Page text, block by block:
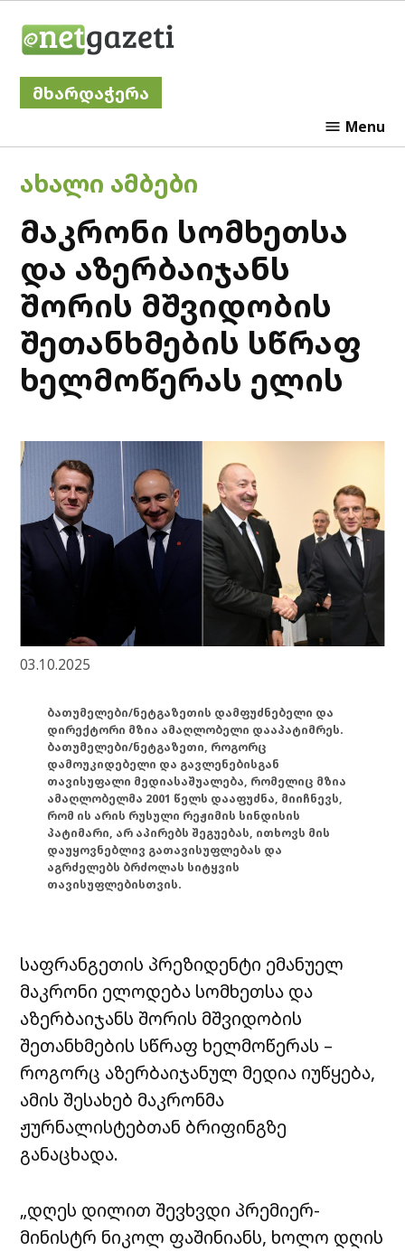
მხარდაჭერა
Menu
POSTED
IN
ᲐᲮᲐᲚᲘ ᲐᲛᲑᲔᲑᲘ
მაკრონი სომხეთსა
და აზერბაიჯანს
შორის მშვიდობის
შეთანხმების სწრაფ
ხელმოწერას ელის
03.10.2025
ბათუმელები/ნეტგაზეთის დამფუძნებელი და
დირექტორი მზია ამაღლობელი დააპატიმრეს.
ბათუმელები/ნეტგაზეთი, როგორც
დამოუკიდებელი და გავლენებისგან
თავისუფალი მედიასაშუალება, რომელიც მზია
ამაღლობელმა 2001 წელს დააფუძნა, მიიჩნევს,
რომ ის არის რუსული რეჟიმის სინდისის
პატიმარი, არ აპირებს შეგუებას, ითხოვს მის
დაუყოვნებლივ გათავისუფლებას და
აგრძელებს ბრძოლას სიტყვის
თავისუფლებისთვის.
საფრანგეთის პრეზიდენტი ემანუელ
მაკრონი ელოდება სომხეთსა და
აზერბაიჯანს შორის მშვიდობის
შეთანხმების სწრაფ ხელმოწერას –
როგორც აზერბაიჯანულ მედია იუწყება,
ამის შესახებ მაკრონმა
ჟურნალისტებთან ბრიფინგზე
განაცხადა.
„დღეს დილით შევხვდი პრემიერ-
მინისტრ ნიკოლ ფაშინიანს, ხოლო დღის